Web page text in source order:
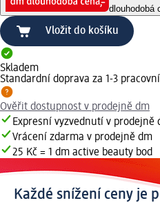
dlouhodobá
Vložit do košíku
Skladem
Standardní doprava za 1-3
Ověřit dostupnost v prodejně dm
Expresní vyzvednutí v prodejně
Vrácení zdarma v prodejně dm
25 Kč = 1 dm active beauty bod
Každé snížení ceny je